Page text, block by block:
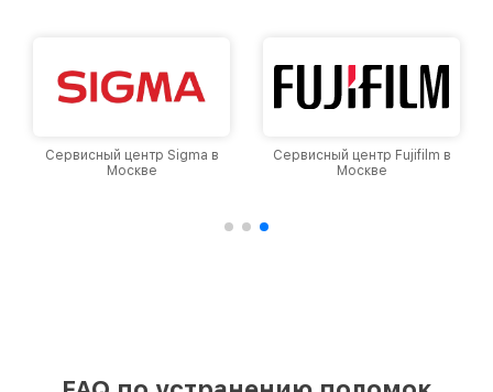
Сервисный центр Sigma в
Москве
Сервисный центр Fujifilm в
Москве